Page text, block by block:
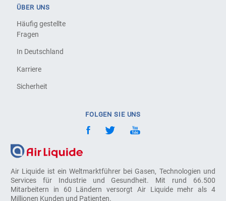
Air Liquide ist ein Weltmarktführer bei Gasen, Technologien und
Services für Industrie und Gesundheit. Mit rund 66.500
Mitarbeitern in 60 Ländern versorgt Air Liquide mehr als 4
Millionen Kunden und Patienten.
ÜBER UNS
Häufig gestellte
Fragen
In Deutschland
Karriere
Sicherheit
FOLGEN SIE UNS